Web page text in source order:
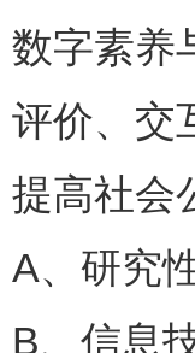
数字素养
评价、交
提高社会
A、研究
B、信息